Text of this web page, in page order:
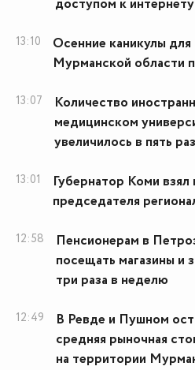
доступом к
13:10
Осенние каникулы
Мурманской области
13:07
Количество
медицинском
увеличилось в пять раз
13:01
Губернатор Коми
председателя
12:58
Пенсионерам в
посещать магазины и
три раза в неделю
12:49
В Ревде и Пушном
средняя рыночная
на территории